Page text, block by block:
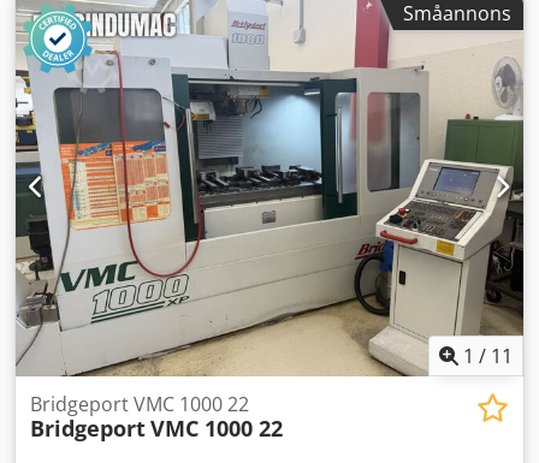
(max):10 000 varv/min
, antal platser i verktygsmagasinet:
30, antal axlar:
, Denna 5-axliga Bridgeport VMC 1000/30
tillverkades år 2002. Den har en imponerande rörelseväg
på X-axeln på 1000 mm, på Y-axeln på 600 mm och på Z-
axeln på 500 mm. Maskinen är utrustad med en
HEIDENHAIN TNC 530-styrning och ett 5-axligt vridbord
från NIKKEN. Om du är ute efter högkvalitativa
bearbetningsmöjligheter bör du överväga det vertikala
bearbetningscentret Bridgeport VMC 1000/30 som vi har
till salu. Kontakta oss för mer information. •
Axelförflyttning: Y 600 mm (anmärkning: i en annan rad
anges Y = 300 mm; måste bekräftas) Tilläggsutrustning
Dedszf Iqropfx Al Tjkr • Nikken 5-axligt vridbord, modell
200ZA (200 mm) • Nikken-gränssnitt för 4:e/5:e axeln
Technical Specification Taper Size BT 40
Småannons
1 / 11
Bridgeport VMC 1000 22
BridgeportVMC 1000 22